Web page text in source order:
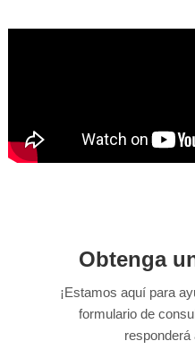
Obtenga
¡Estamos aquí para
formulario de
responderá